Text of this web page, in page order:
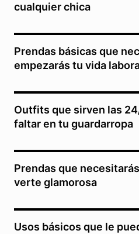
cualquier chica
Prendas básicas que
empezarás tu vida
Outfits que sirven las
faltar en tu guardarropa
Prendas que
verte glamorosa
Usos básicos que le